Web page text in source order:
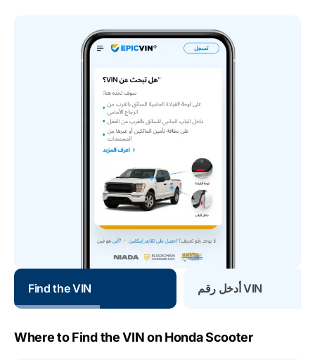
Find the VIN أدخل رقم VIN
Where to Find the VIN on Honda Scooter